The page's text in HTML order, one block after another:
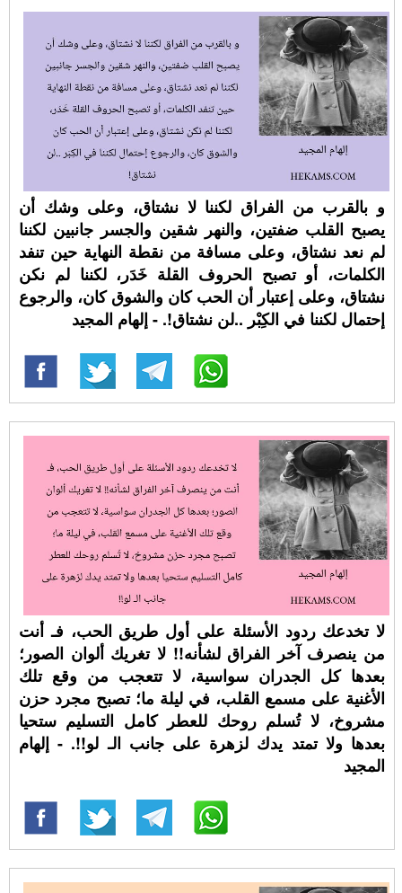
و بالقرب من الفراق لكننا لا نشتاق، وعلى وشك أن
يصبح القلب ضفتين، والنهر شقين والجسر جانبين لكننا
لم نعد نشتاق، وعلى مسافة من نقطة النهاية حين تنفد
الكلمات، أو تصبح الحروف القلة خَدَر، لكننا لم نكن
نشتاق، وعلى إعتبار أن الحب كان والشوق كان، والرجوع
إحتمال لكننا في الكِبْر ..لن نشتاق!. - إلهام المجيد
لا تخدعك ردود الأسئلة على أول طريق الحب، فـ أنت
من ينصرف آخر الفراق لشأنه!! لا تغريك ألوان الصور؛
بعدها كل الجدران سواسية، لا تتعجب من وقع تلك
الأغنية على مسمع القلب، في ليلة ما؛ تصبح مجرد حزن
مشروخ، لا تُسلم روحك للعطر كامل التسليم ستحيا
بعدها ولا تمتد يدك لزهرة على جانب الـ لو!!. - إلهام
المجيد